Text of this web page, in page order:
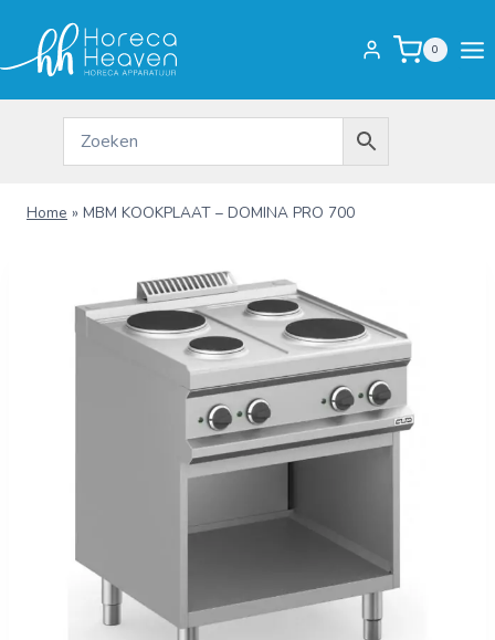
inhoud
0
Home » MBM KOOKPLAAT – DOMINA PRO 700